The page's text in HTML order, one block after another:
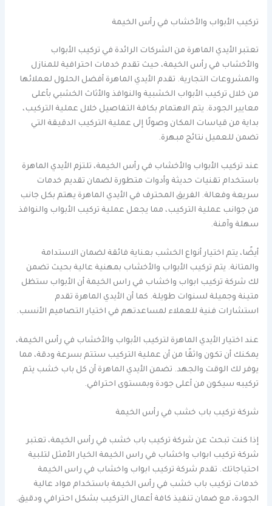
تركيب الأبواب والأخشاب في رأس الخيمة
تعتبر الأيدي الماهرة من الشركات الرائدة في تركيب الأبواب
والأخشاب في رأس الخيمة، حيث تقدم خدمات احترافية للمنازل
والمشروعات التجارية. تقدم الأيدي الماهرة أفضل الحلول لعملائها
من خلال تركيب الأبواب الخشبية والنوافذ والأثاث الخشبي بأعلى
معايير الجودة. يتم الاهتمام بكافة التفاصيل خلال عملية التركيب،
بداية من قياسات المكان وصولًا إلى عملية التركيب الدقيقة التي
تضمن للعميل نتائج مبهرة.
عند تركيب الأبواب والأخشاب في رأس الخيمة، تلتزم الأيدي الماهرة
باستخدام تقنيات حديثة وأدوات متطورة لضمان تقديم خدمات
سريعة وفعالة. الفريق المحترف في الأيدي الماهرة يهتم بكل جانب
من جوانب عملية التركيب، مما يجعل عملية تركيب الأبواب والنوافذ
سهلة وآمنة.
أيضًا، يتم اختيار أنواع الخشب بعناية فائقة لضمان الاستدامة
والمتانة. يتم تركيب الأبواب والأخشاب بمهنية عالية بحيث تضمن
لك شركة تركيب ابواب واخشاب في راس الخيمة أن الأبواب ستظل
متينة وجميلة لسنوات طويلة. كما أن الأيدي الماهرة تقدم
استشارات فنية للعملاء لمساعدتهم في اختيار التصاميم الأنسب.
عند اختيار الأيدي الماهرة لتركيب الأبواب والأخشاب في رأس الخيمة،
يمكنك أن تكون واثقًا من أن عملية التركيب ستتم بسرعة ودقة، مما
يوفر لك الوقت والجهد. تضمن الأيدي الماهرة أن كل باب خشب يتم
تركيبه سيكون من أعلى جودة وبمستوى احترافي.
شركة تركيب باب خشب في رأس الخيمة
إذا كنت تبحث عن شركة تركيب باب خشب في رأس الخيمة، تعتبر
شركة تركيب ابواب واخشاب في راس الخيمة الخيار الأمثل لتلبية
احتياجاتك. تقدم شركة تركيب ابواب واخشاب في راس الخيمة
خدمات تركيب باب خشب في رأس الخيمة باستخدام مواد عالية
الجودة، مع ضمان تنفيذ كافة أعمال التركيب بشكل احترافي ودقيق.